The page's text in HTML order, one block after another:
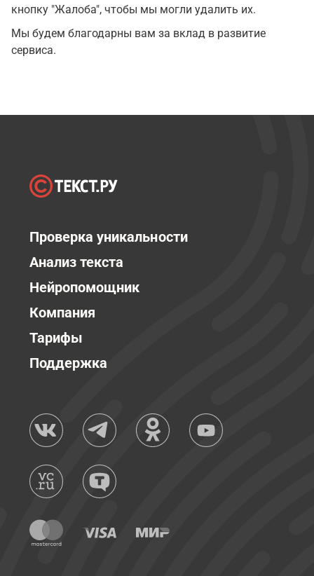
кнопку "Жалоба", чтобы мы могли удалить их.
Мы будем благодарны вам за вклад в развитие
сервиса.
Проверка уникальности
Анализ текста
Нейропомощник
Компания
Тарифы
Поддержка